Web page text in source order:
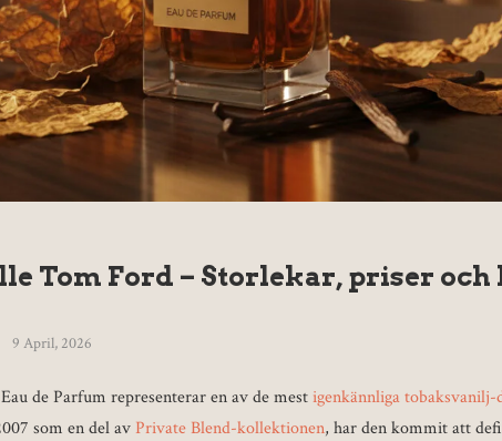
Tom Ford – Storlekar, priser och
9 April, 2026
de Parfum representerar en av de mestigenkännliga
som en del av Private Blend-kollektionen, har den kommit att